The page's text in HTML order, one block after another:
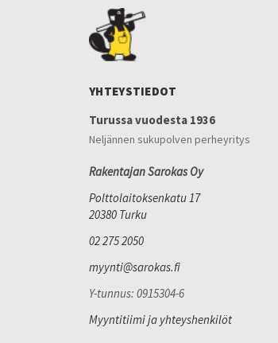
YHTEYSTIEDOT
Turussa vuodesta 1936
Neljännen sukupolven perheyritys
Rakentajan Sarokas Oy
Polttolaitoksenkatu 17
20380 Turku
02 275 2050
myynti@sarokas.fi
Y-tunnus: 0915304-6
Myyntitiimi ja yhteyshenkilöt